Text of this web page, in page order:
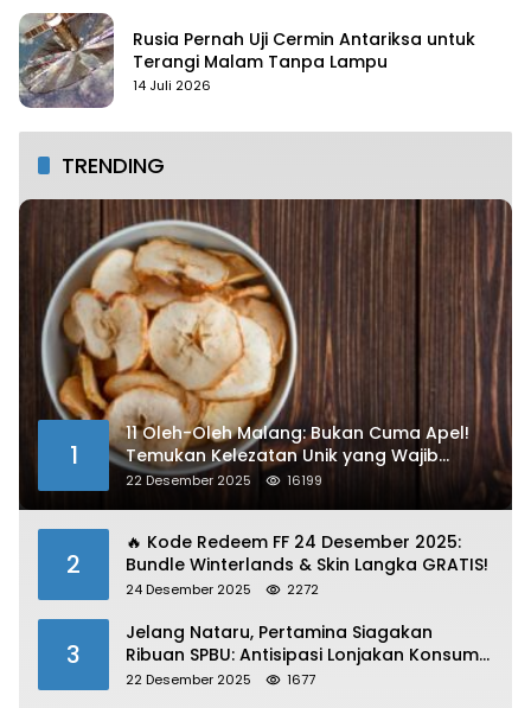
Rusia Pernah Uji Cermin Antariksa untuk
Terangi Malam Tanpa Lampu
14 Juli 2026
TRENDING
1
11 Oleh-Oleh Malang: Bukan Cuma Apel!
Temukan Kelezatan Unik yang Wajib
Dibawa
22 Desember 2025 16199
2
🔥 Kode Redeem FF 24 Desember 2025:
Bundle Winterlands & Skin Langka GRATIS!
24 Desember 2025 2272
3
Jelang Nataru, Pertamina Siagakan
Ribuan SPBU: Antisipasi Lonjakan Konsumsi
BBM dan LPG!
22 Desember 2025 1677